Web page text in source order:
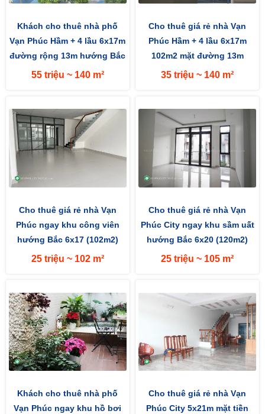
Khách cho thuê nhà phố
Vạn Phúc Hầm + 4 lầu 6x17m
đường rộng 13m hướng Bắc
55 triệu ~ 140 m²
Cho thuê giá rẻ nhà Vạn
Phúc Hầm + 4 lầu 6x17m
102m2 mặt đường 13m
hướng Bắc
35 triệu ~ 140 m²
Cho thuê giá rẻ nhà Vạn
Phúc ngay khu công viên
hướng Bắc 6x17 (102m2)
mặt tiền đường 13m
25 triệu ~ 102 m²
Cho thuê giá rẻ nhà Vạn
Phúc City ngay khu sầm uất
hướng Bắc 6x20 (120m2)
25 triệu ~ 105 m²
Khách cho thuê nhà phố
Vạn Phúc ngay khu hồ bơi
Cho thuê giá rẻ nhà Vạn
Phúc City 5x21m mặt tiền